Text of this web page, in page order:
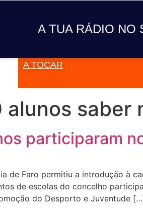
A TUA RÁDIO NO
A TUA
A TOCAR
alunos saber
participaram
de Faro permitiu a introdução à
de escolas do concelho
do Desporto e Juventude